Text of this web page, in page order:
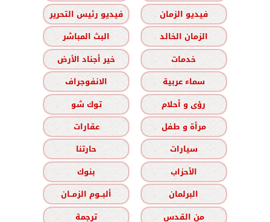
فيديو الزمان
فيديو رئيس التحرير
الزمان الخالد
البث المباشر
خدمات
خير أجناد الأرض
سماء عربية
الانفوجراف
رؤى و أحلام
توك شو
مرأة و طفل
عقارات
سيارات
حارتنا
الأحزاب
بنوك
البرلمان
ألبــوم الزمــان
من القدس
ترجمة